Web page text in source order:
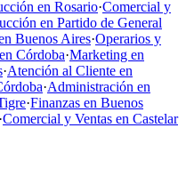
en Rosario·Comercial y
en Partido de General
Buenos Aires·Operarios y
Córdoba·Marketing en
·Atención al Cliente en
·Administración en
·Finanzas en Buenos
Comercial y Ventas en Castelar